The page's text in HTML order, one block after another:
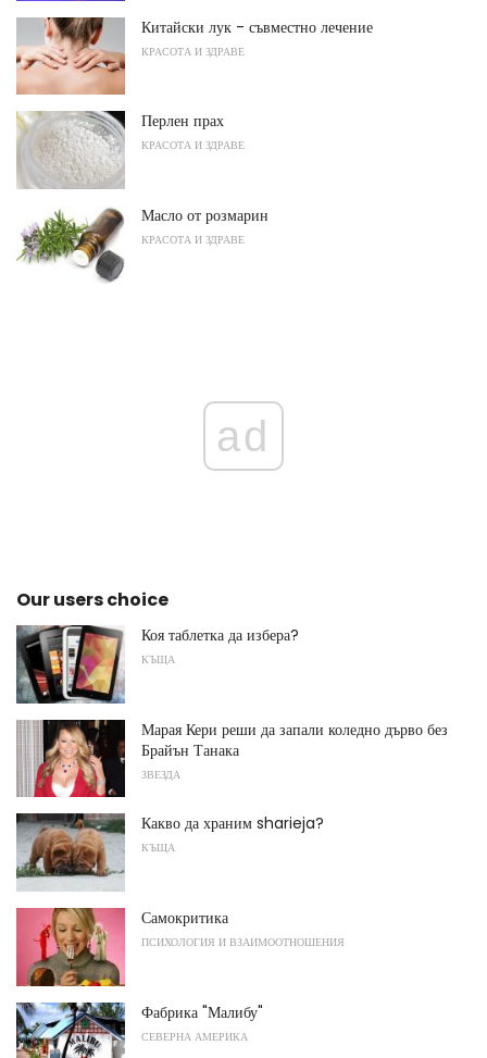
Китайски лук - съвместно лечение
КРАСОТА И ЗДРАВЕ
Перлен прах
КРАСОТА И ЗДРАВЕ
Масло от розмарин
КРАСОТА И ЗДРАВЕ
ad
Our users choice
Коя таблетка да избера?
КЪЩА
Марая Кери реши да запали коледно дърво без
Брайън Танака
ЗВЕЗДА
Какво да храним sharieja?
КЪЩА
Самокритика
ПСИХОЛОГИЯ И ВЗАИМООТНОШЕНИЯ
Фабрика "Малибу"
СЕВЕРНА АМЕРИКА